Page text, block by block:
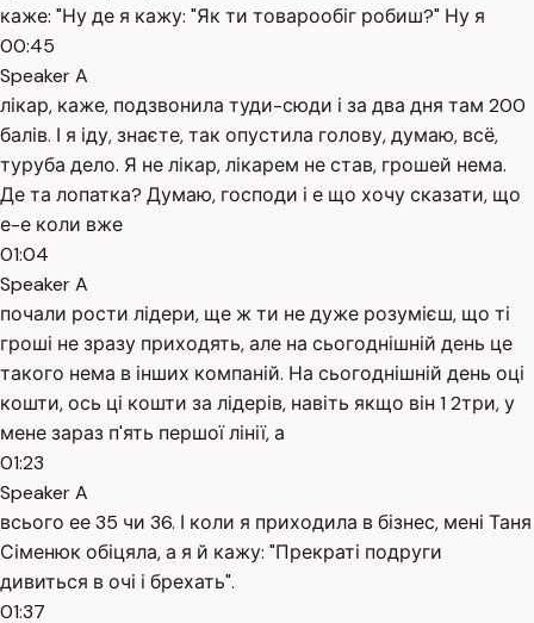
каже: "Ну де я кажу: "Як ти товарообіг робиш?" Ну я
00:45
Speaker A
лікар, каже, подзвонила туди-сюди і за два дня там 200
балів. І я іду, знаєте, так опустила голову, думаю, всё,
туруба дело. Я не лікар, лікарем не став, грошей нема.
Де та лопатка? Думаю, господи і е що хочу сказати, що
е-е коли вже
01:04
Speaker A
почали рости лідери, ще ж ти не дуже розумієш, що ті
гроші не зразу приходять, але на сьогоднішній день це
такого нема в інших компаній. На сьогоднішній день оці
кошти, ось ці кошти за лідерів, навіть якщо він 1 2три, у
мене зараз п'ять першої лінії, а
01:23
Speaker A
всього ее 35 чи 36. І коли я приходила в бізнес, мені Таня
Сіменюк обіцяла, а я й кажу: "Прекраті подруги
дивиться в очі і брехать".
01:37